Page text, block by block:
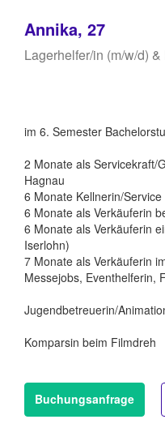
Annika, 27
Lagerhelfer/in (m/w/d)
im 6. Semester
2 Monate als Servicekraft/
Hagnau
6 Monate Kellnerin/Service
6 Monate als Verkäuferin
6 Monate als Verkäuferin
Iserlohn)
7 Monate als Verkäuferin
Messejobs, Eventhelferin,
Jugendbetreuerin/
Komparsin beim Filmdreh
Buchungsanfrage